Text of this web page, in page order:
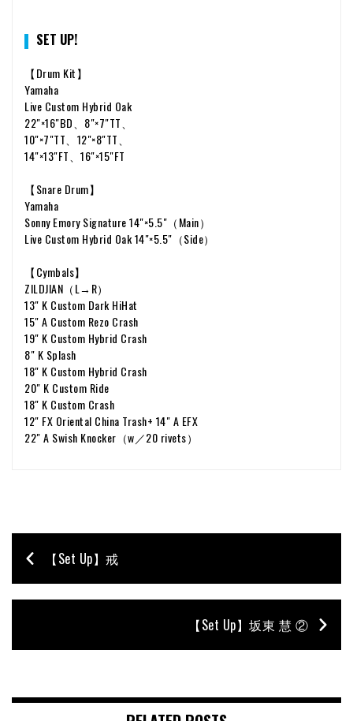
SET UP!
【Drum Kit】
Yamaha
Live Custom Hybrid Oak
22"×16"BD、8"×7"TT、
10"×7"TT、12"×8"TT、
14"×13"FT、16"×15"FT
【Snare Drum】
Yamaha
Sonny Emory Signature 14"×5.5"（Main）
Live Custom Hybrid Oak 14"×5.5"（Side）
【Cymbals】
ZILDJIAN（L→R）
13" K Custom Dark HiHat
15" A Custom Rezo Crash
19" K Custom Hybrid Crash
8" K Splash
18" K Custom Hybrid Crash
20" K Custom Ride
18" K Custom Crash
12" FX Oriental China Trash+ 14" A EFX
22" A Swish Knocker（w／20 rivets）
【Set Up】戒
【Set Up】坂東 慧 ②